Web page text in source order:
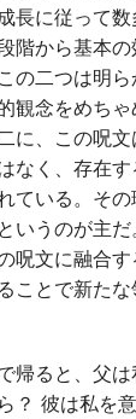
長に従って
階から基本
の二つは明
観念をめち
に、この呪
なく、存在
ている。そ
いうのが主
呪文に融合
ことで新た
帰ると、父
？ 彼は私を